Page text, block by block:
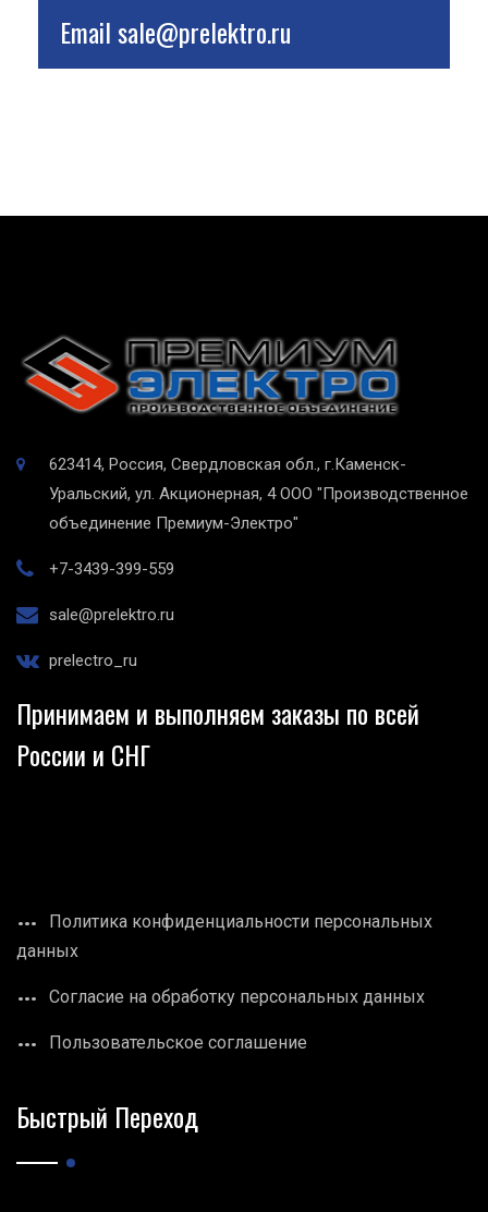
Emailsale@prelektro.ru
623414, Россия, Свердловская обл., г.Каменск-
Уральский, ул. Акционерная, 4 ООО "Производственное
объединение Премиум-Электро"
+7-3439-399-559
sale@prelektro.ru
prelectro_ru
Принимаем и выполняем заказы по всей
России и СНГ
Политика конфиденциальности персональных
данных
Согласие на обработку персональных данных
Пользовательское соглашение
Быстрый Переход